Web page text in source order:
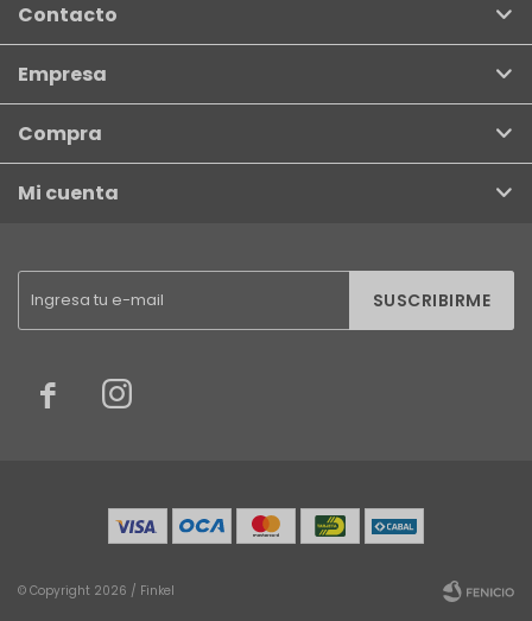
SUSCRIBIRME
 
Contacto
Empresa
Compra
Mi cuenta
© Copyright 2026 / Finkel